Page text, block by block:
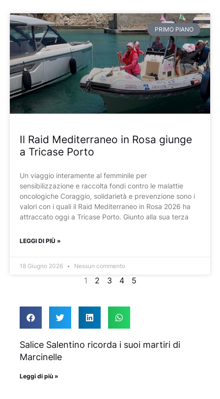
PRIMO PIANO
Il Raid Mediterraneo in Rosa giunge
a Tricase Porto
Un viaggio interamente al femminile per
sensibilizzazione e raccolta fondi contro le malattie
oncologiche Coraggio, solidarietà e prevenzione sono i
valori con i quali il Raid Mediterraneo in Rosa 2026 ha
attraccato oggi a Tricase Porto. Giunto alla sua terza
LEGGI DI PIÙ »
18 Giugno 2026 Nessun commento
1 2 3 4 5
Salice Salentino ricorda i suoi martiri di
Marcinelle
Leggi di più »